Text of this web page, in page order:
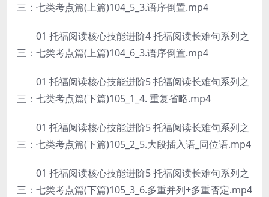
三：七类考点篇(上篇)104_5_3.语序倒置.mp4
01 托福阅读核心技能进阶4 托福阅读长难句系列之
三：七类考点篇(上篇)104_6_3.语序倒置.mp4
01 托福阅读核心技能进阶5 托福阅读长难句系列之
三：七类考点篇(下篇)105_1_4. 重复省略.mp4
01 托福阅读核心技能进阶5 托福阅读长难句系列之
三：七类考点篇(下篇)105_2_5.大段插入语_同位语.mp4
01 托福阅读核心技能进阶5 托福阅读长难句系列之
三：七类考点篇(下篇)105_3_6.多重并列+多重否定.mp4